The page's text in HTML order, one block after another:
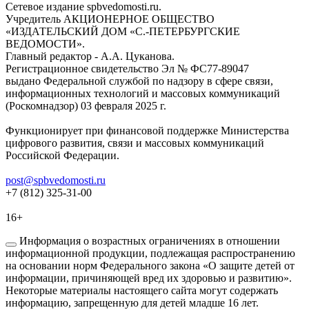
Сетевое издание spbvedomosti.ru.
Учредитель АКЦИОНЕРНОЕ ОБЩЕСТВО
«ИЗДАТЕЛЬСКИЙ ДОМ «С.-ПЕТЕРБУРГСКИЕ
ВЕДОМОСТИ».
Главный редактор - А.А. Цуканова.
Регистрационное свидетельство Эл № ФС77-89047
выдано Федеральной службой по надзору в сфере связи,
информационных технологий и массовых коммуникаций
(Роскомнадзор) 03 февраля 2025 г.
Функционирует при финансовой поддержке Министерства
цифрового развития, связи и массовых коммуникаций
Российской Федерации.
post@spbvedomosti.ru
+7 (812) 325-31-00
16+
Информация о возрастных ограничениях в отношении
информационной продукции, подлежащая распространению
на основании норм Федерального закона «О защите детей от
информации, причиняющей вред их здоровью и развитию».
Некоторые материалы настоящего сайта могут содержать
информацию, запрещенную для детей младше 16 лет.